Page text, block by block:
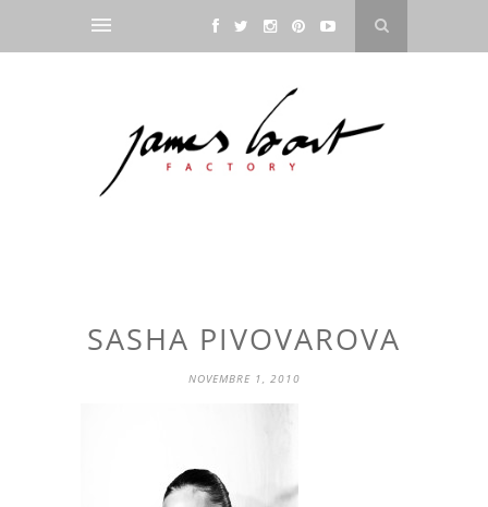
SASHA PIVOVAROVA
NOVEMBRE 1, 2010